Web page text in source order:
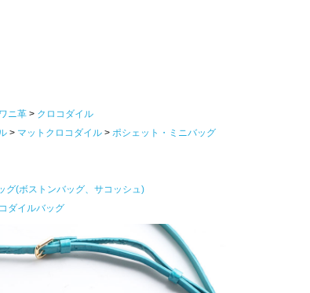
ワニ革
クロコダイル
マットクロコダイル
ポシェット・ミニバッグ
グ(ボストンバッグ、サコッシュ)
ダイルバッグ